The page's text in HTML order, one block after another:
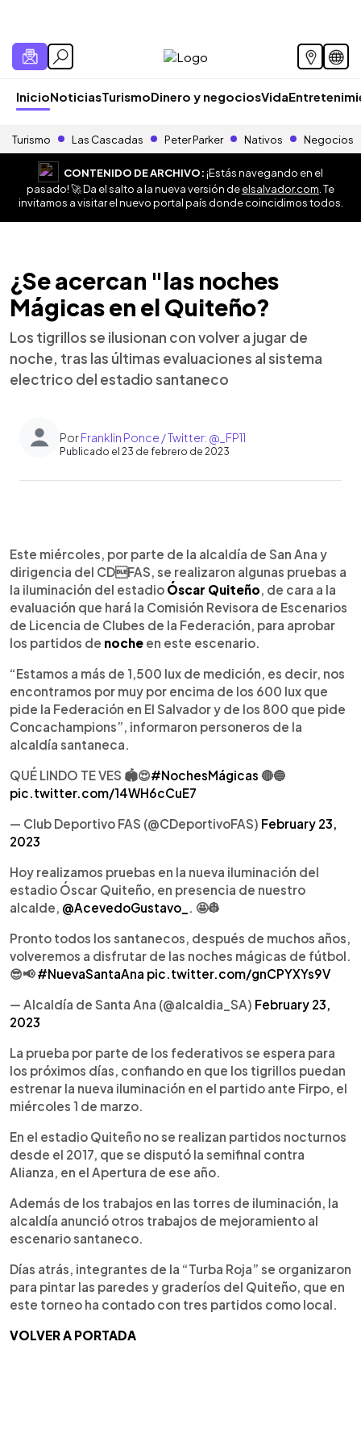
InicioNoticiasTurismoDinero y negociosVida
Turismo Las Cascadas Peter Parker Nativos Negocios
CONTENIDO DE ARCHIVO:¡Estás navegando en el
pasado! 🚀 Da el salto a la nueva versión deelsalvador.com . Te
invitamos a visitar el nuevo portal país donde coincidimos todos.
¿Se acercan "las noches
Mágicas en el Quiteño?
Los tigrillos se ilusionan con volver a jugar de
noche, tras las últimas evaluaciones al sistema
electrico del estadio santaneco
PorFranklin Ponce / Twitter: @_FP11
Publicado el 23 de febrero de 2023
► Escuchar artículo
Este miércoles, por parte de la alcaldía de San Ana y
dirigencia del CDFAS, se realizaron algunas pruebas a
la iluminación del estadio Óscar Quiteño, de cara a la
evaluación que hará la Comisión Revisora de Escenarios
de Licencia de Clubes de la Federación, para aprobar
los partidos de noche en este escenario.
“Estamos a más de 1,500 lux de medición, es decir, nos
encontramos por muy por encima de los 600 lux que
pide la Federación en El Salvador y de los 800 que pide
Concachampions”, informaron personeros de la
alcaldía santaneca.
QUÉ LINDO TE VES 🏟️😍#NochesMágicas 🔴🔵
pic.twitter.com/14WH6cCuE7
— Club Deportivo FAS (@CDeportivoFAS) February 23,
2023
Hoy realizamos pruebas en la nueva iluminación del
estadio Óscar Quiteño, en presencia de nuestro
alcalde, @AcevedoGustavo_ . 🤩👷
Pronto todos los santanecos, después de muchos años,
volveremos a disfrutar de las noches mágicas de fútbol.
😎📢#NuevaSantaAna pic.twitter.com/gnCPYXYs9V
— Alcaldía de Santa Ana (@alcaldia_SA) February 23,
2023
La prueba por parte de los federativos se espera para
los próximos días, confiando en que los tigrillos puedan
estrenar la nueva iluminación en el partido ante Firpo, el
miércoles 1 de marzo.
En el estadio Quiteño no se realizan partidos nocturnos
desde el 2017, que se disputó la semifinal contra
Alianza, en el Apertura de ese año.
Además de los trabajos en las torres de iluminación, la
alcaldía anunció otros trabajos de mejoramiento al
escenario santaneco.
Días atrás, integrantes de la “Turba Roja” se organizaron
para pintar las paredes y graderíos del Quiteño, que en
este torneo ha contado con tres partidos como local.
VOLVER A PORTADA